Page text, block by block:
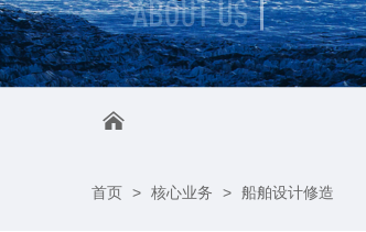
首页 > 核心业务 > 船舶设计修造